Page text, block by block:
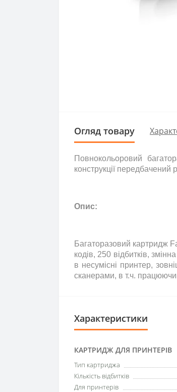
Огляд товару
Повнокольоровий
конструкції передбачений
Опис:
Багаторазовий картридж
кодів, 250 відбитків,
в несумісні принтер,
сканерами, в т.ч.
Характеристики
КАРТРИДЖ ДЛЯ ПРИНТЕРІВ
Тип картриджа
Кількість відбитків
Для принтерів